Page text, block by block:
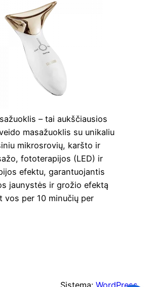
– tai aukščiausios
masažuoklis su unikaliu
mikrosrovių, karšto ir
fototerapijos (LED) ir
efektu, garantuojantis
jaunystės ir grožio efektą
vos per 10 minučių per